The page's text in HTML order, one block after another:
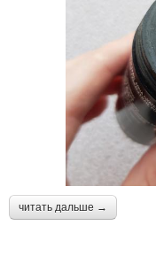
читать дальше →